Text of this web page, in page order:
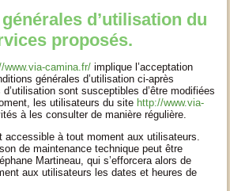
d’utilisation du
proposés.
www.via-camina.fr/ implique l’acceptation
générales d’utilisation ci-après
sont susceptibles d’être modifiées
les utilisateurs du site http://www.via-
à les consulter de manière régulière.
accessible à tout moment aux utilisateurs.
de maintenance technique peut être
Martineau, qui s’efforcera alors de
aux utilisateurs les dates et heures de